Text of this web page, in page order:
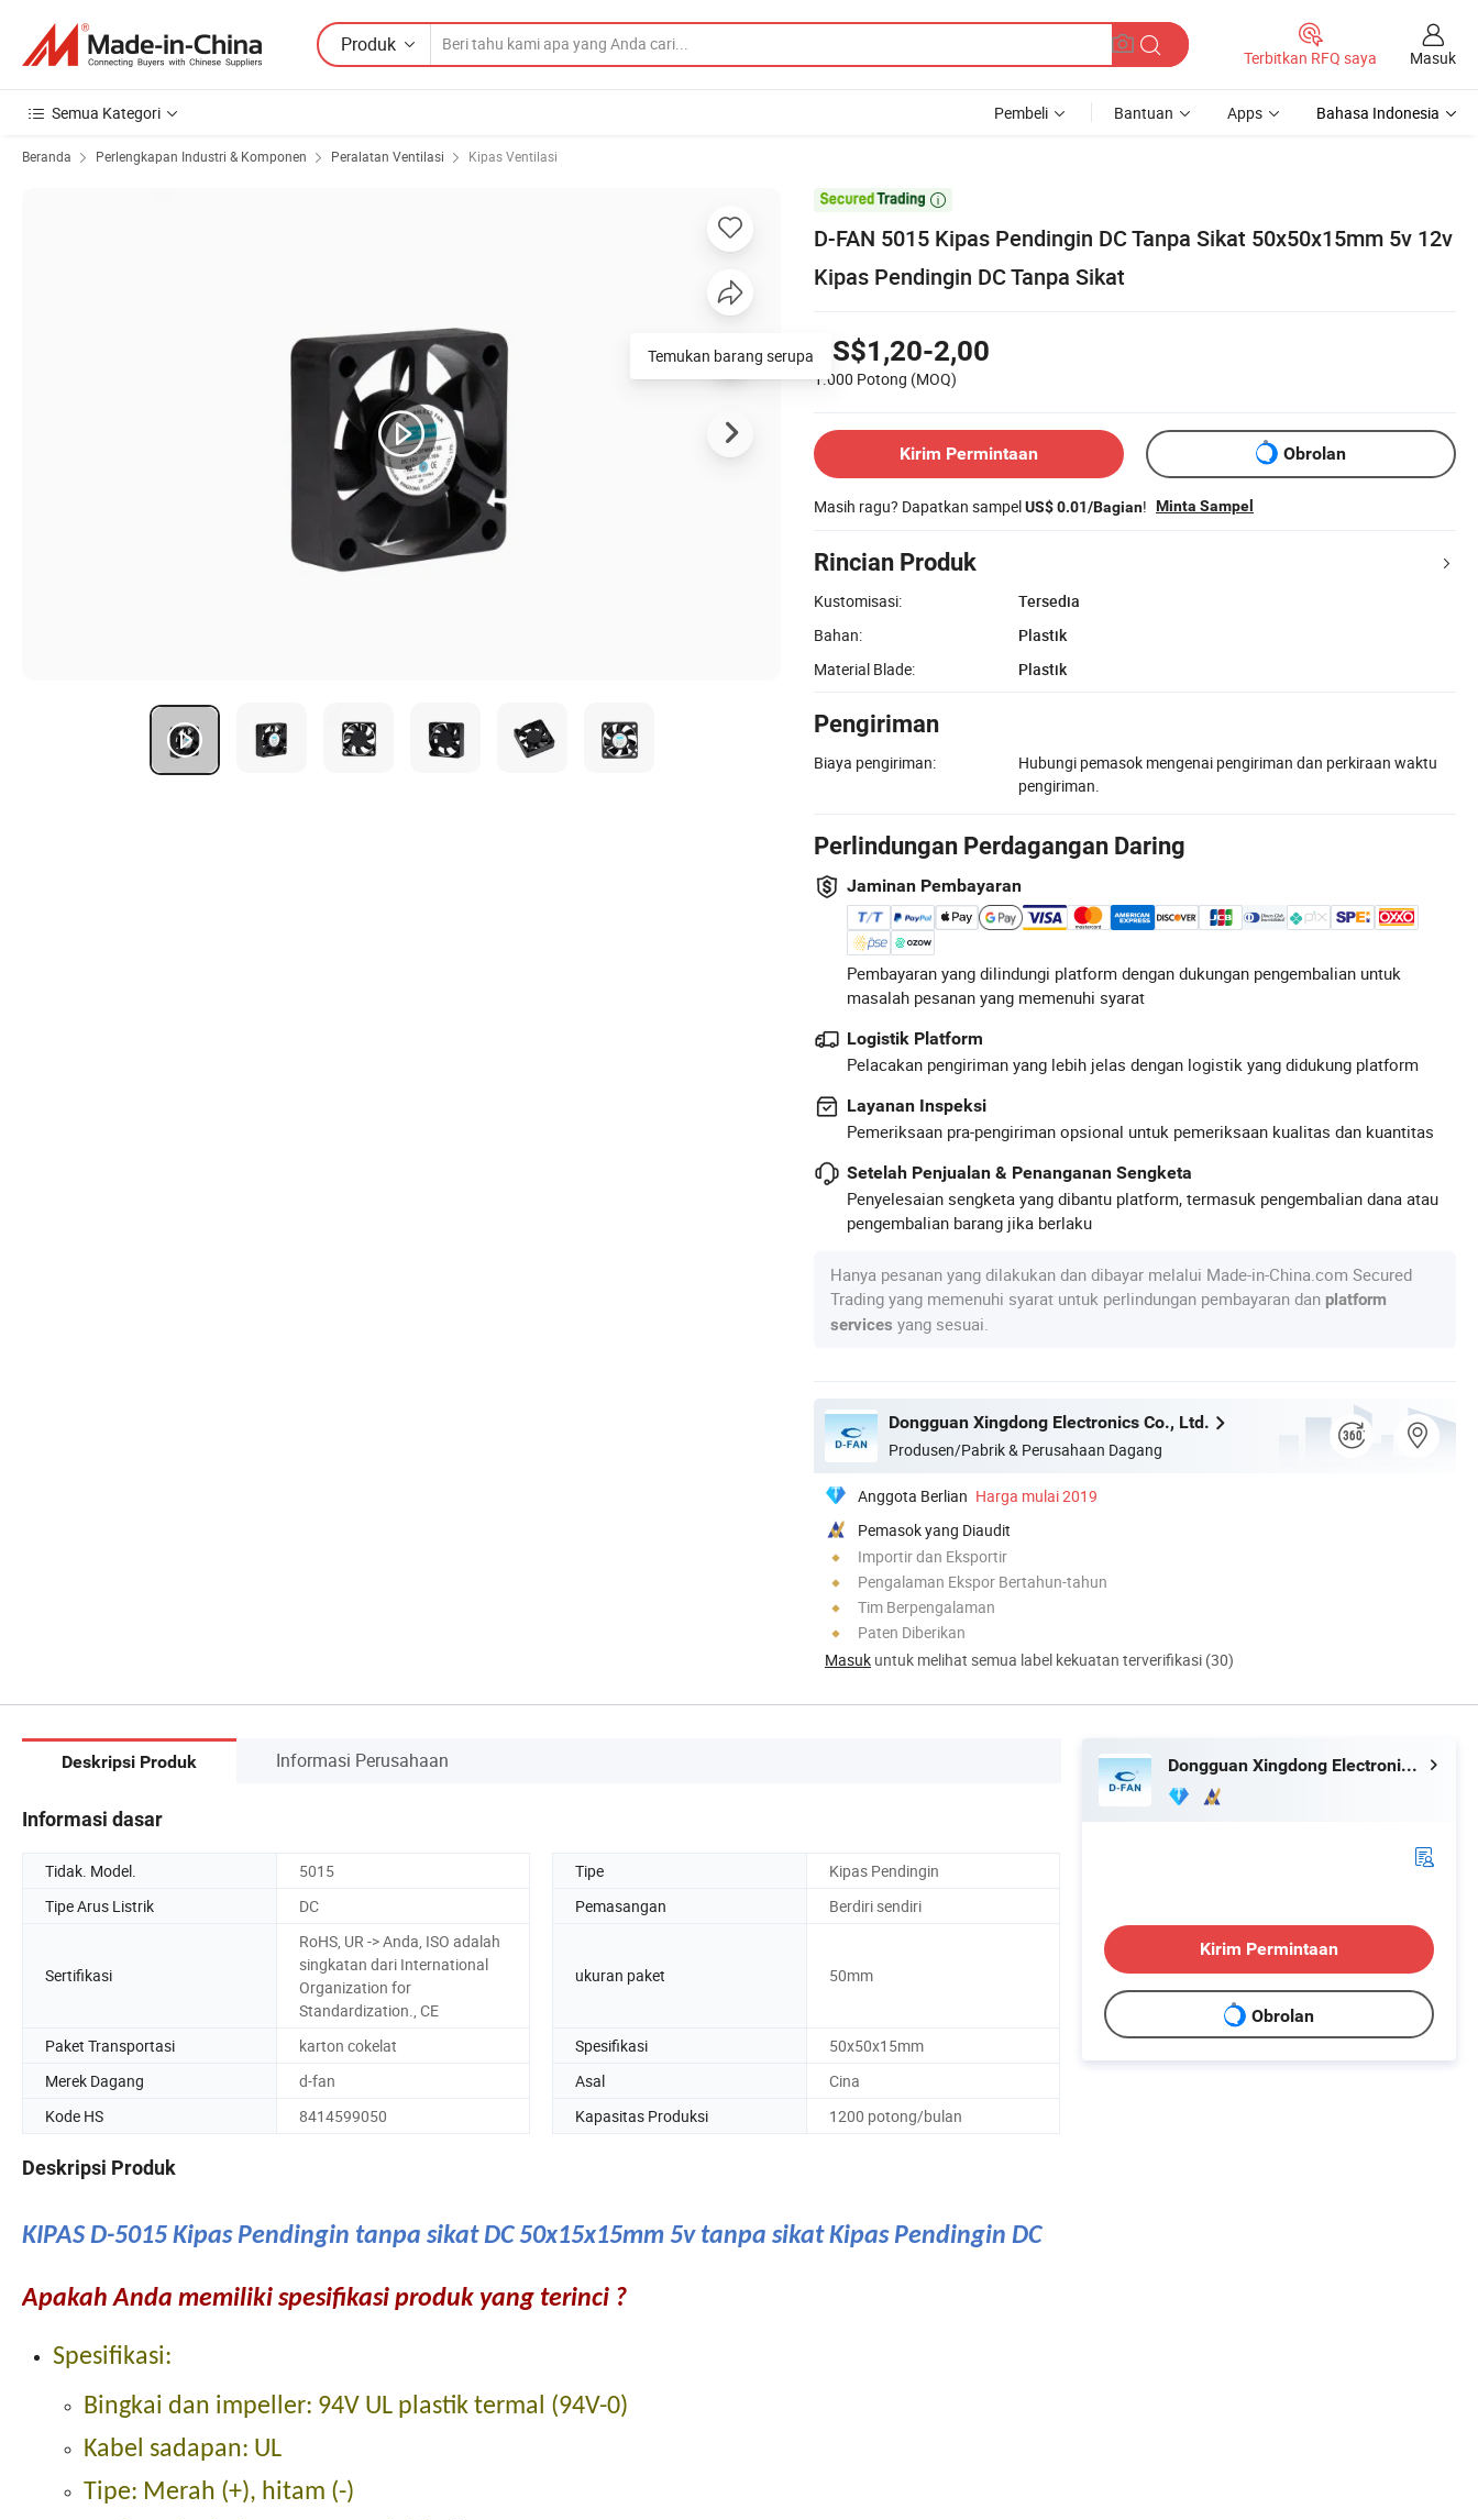
Produk
Terbitkan RFQ saya Masuk
Semua Kategori Pembeli Bantuan Apps Bahasa Indonesia
Beranda Perlengkapan Industri & Komponen Peralatan Ventilasi Kipas Ventilasi

D-FAN 5015 Kipas Pendingin DC Tanpa Sikat 50x50x15mm 5v 12v
Kipas Pendingin DC Tanpa Sikat
US$1,20-2,00
1.000 Potong (MOQ)
Kirim Permintaan Obrolan
Masih ragu? Dapatkan sampelUS$ 0.01/Bagian! Minta Sampel
Rincian Produk
Kustomisasi:
Tersedia
Bahan:
Plastik
Material Blade:
Plastik
Pengiriman
Biaya pengiriman:
Hubungi pemasok mengenai pengiriman dan perkiraan waktu
pengiriman.
Perlindungan Perdagangan Daring
Jaminan Pembayaran
Pembayaran yang dilindungi platform dengan dukungan pengembalian untuk
masalah pesanan yang memenuhi syarat
Logistik Platform
Pelacakan pengiriman yang lebih jelas dengan logistik yang didukung platform
Layanan Inspeksi
Pemeriksaan pra-pengiriman opsional untuk pemeriksaan kualitas dan kuantitas
Setelah Penjualan & Penanganan Sengketa
Penyelesaian sengketa yang dibantu platform, termasuk pengembalian dana atau
pengembalian barang jika berlaku
Hanya pesanan yang dilakukan dan dibayar melalui Made-in-China.com Secured
Trading yang memenuhi syarat untuk perlindungan pembayaran dan platform
services yang sesuai.
Dongguan Xingdong Electronics Co., Ltd.
Produsen/Pabrik & Perusahaan Dagang
Anggota Berlian Harga mulai 2019
Pemasok yang Diaudit
Importir dan Eksportir
Pengalaman Ekspor Bertahun-tahun
Tim Berpengalaman
Paten Diberikan
Masuk untuk melihat semua label kekuatan terverifikasi (30)
Temukan barang serupa
Deskripsi Produk Informasi Perusahaan
Informasi dasar
Tidak. Model. 5015 Tipe
Kipas Pendingin
Tipe Arus Listrik
DC Pemasangan Berdiri sendiri
Sertifikasi
RoHS, UR -> Anda, ISO adalah
singkatan dari International
Organization for
Standardization., CE
ukuran paket 50mm
Paket Transportasi karton cokelat Spesifikasi
50x50x15mm
Merek Dagang
d-fan Asal
Cina
Kode HS
8414599050 Kapasitas Produksi 1200 potong/bulan
Deskripsi Produk
KIPAS D-5015 Kipas Pendingin tanpa sikat DC 50x15x15mm 5v tanpa sikat Kipas Pendingin DC
Apakah Anda memiliki spesifikasi produk yang terinci ?
Spesifikasi:
Bingkai dan impeller: 94V UL plastik termal (94V-0)
Kabel sadapan: UL
Tipe: Merah (+), hitam (-)
Dongguan Xingdong Electronics Co., Ltd.
Kirim Permintaan
Obrolan